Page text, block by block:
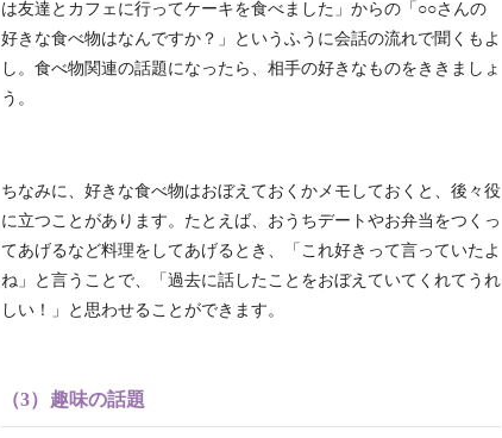
は友達とカフェに行ってケーキを食べました」からの「○○さんの
好きな食べ物はなんですか？」というふうに会話の流れで聞くもよ
し。食べ物関連の話題になったら、相手の好きなものをききましょ
う。
ちなみに、好きな食べ物はおぼえておくかメモしておくと、後々役
に立つことがあります。たとえば、おうちデートやお弁当をつくっ
てあげるなど料理をしてあげるとき、「これ好きって言っていたよ
ね」と言うことで、「過去に話したことをおぼえていてくれてうれ
しい！」と思わせることができます。
（3）趣味の話題